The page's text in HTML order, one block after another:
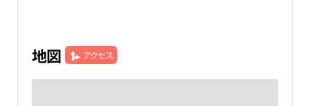
地図 アクセス